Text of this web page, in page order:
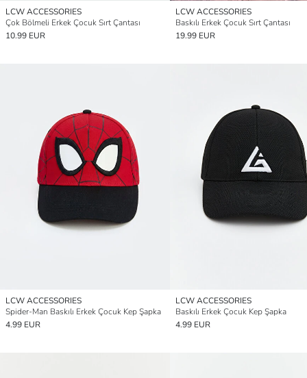
LCW ACCESSORIES
Çok Bölmeli Erkek Çocuk Sırt Çantası
10.99 EUR
LCW ACCESSORIES
Baskılı Erkek Çocuk Sırt Çantası
19.99 EUR
LCW ACCESSORIES
Spider-Man Baskılı Erkek Çocuk Kep Şapka
4.99 EUR
LCW ACCESSORIES
Baskılı Erkek Çocuk Kep Şapka
4.99 EUR